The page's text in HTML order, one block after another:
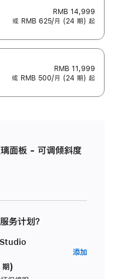
RMB 14,999
或 RMB 625/月 (24 期) 起
RMB 11,999
或 RMB 500/月 (24 期) 起
面板 - 可调倾斜度
务计划？
Studio
期)
添加